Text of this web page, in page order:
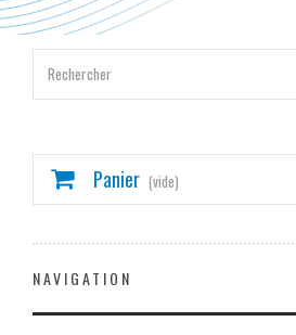
Panier (vide)
NAVIGATION